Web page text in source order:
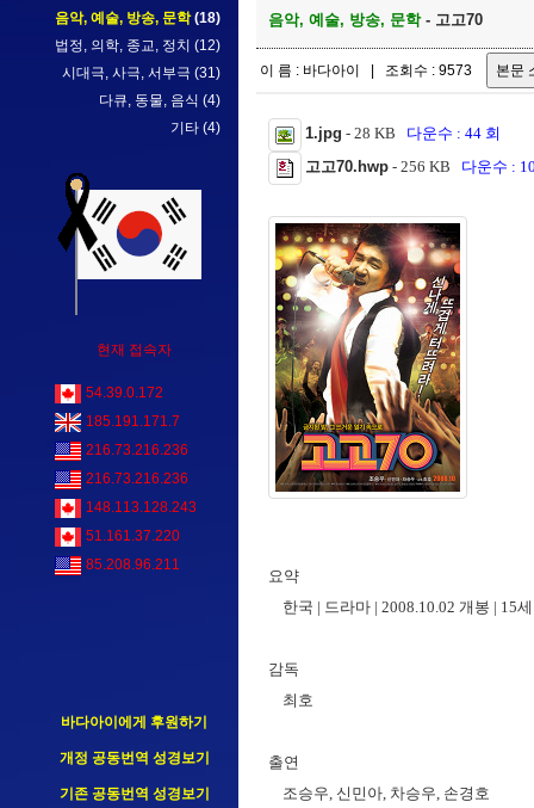
음악, 예술, 방송, 문학 (18)
법정, 의학, 종교, 정치 (12)
시대극, 사극, 서부극 (31)
다큐, 동물, 음식 (4)
기타 (4)
현재 접속자
54.39.0.172
185.191.171.7
216.73.216.236
216.73.216.236
148.113.128.243
51.161.37.220
85.208.96.211
바다아이에게 후원하기
개정 공동번역 성경보기
기존 공동번역 성경보기
음악, 예술, 방송, 문학- 고고70
이 름 : 바다아이 | 조회수 : 9573
1.jpg - 28 KB 다운수 : 44 회
고고70.hwp - 256 KB 다운수 :
요약
한국 | 드라마 | 2008.10.02 개봉 | 15
감독
최호
출연
조승우, 신민아, 차승우, 손경호